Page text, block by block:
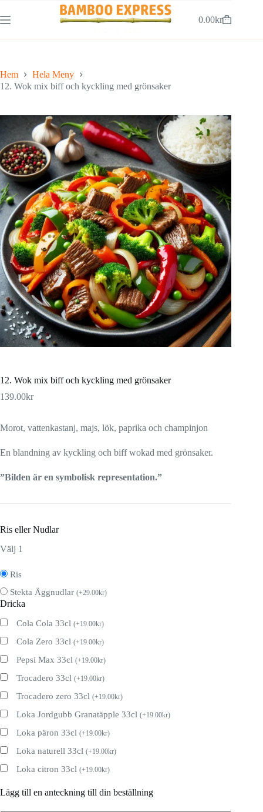
till
innehåll
Varukorg
0.00kr
Hem
Hela Meny
12. Wok mix biff och kyckling med grönsaker
12. Wok mix biff och kyckling med grönsaker
139.00kr
Morot, vattenkastanj, majs, lök, paprika och champinjon
En blandning av kyckling och biff wokad med grönsaker.
”Bilden är en symbolisk representation.”
Ris eller Nudlar
Välj 1
Ris
Stekta Äggnudlar (+29.00kr)
Dricka
Cola Cola 33cl (+19.00kr)
Cola Zero 33cl (+19.00kr)
Pepsi Max 33cl (+19.00kr)
Trocadero 33cl (+19.00kr)
Trocadero zero 33cl (+19.00kr)
Loka Jordgubb Granatäpple 33cl (+19.00kr)
Loka päron 33cl (+19.00kr)
Loka naturell 33cl (+19.00kr)
Loka citron 33cl (+19.00kr)
Lägg till en anteckning till din beställning